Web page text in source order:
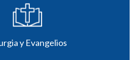
y Evangelios